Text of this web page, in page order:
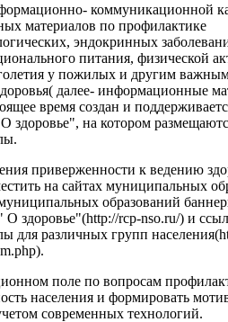
коммуникационной
материалов по профилактике
эндокринных
питания, физической
у пожилых и другим
далее- информационные
время создан и
на котором
приверженности к ведению
на сайтах муниципальных
образований
здоровье"(http://rcp-nso.ru/) и
для различных групп
поле по вопросам
населения и формировать
современных технологий.